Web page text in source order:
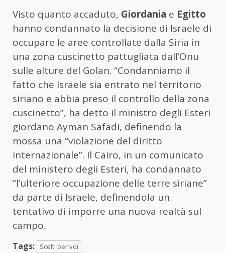
Visto quanto accaduto, Giordania e Egitto
hanno condannato la decisione di Israele di
occupare le aree controllate dalla Siria in
una zona cuscinetto pattugliata dall’Onu
sulle alture del Golan. “Condanniamo il
fatto che Israele sia entrato nel territorio
siriano e abbia preso il controllo della zona
cuscinetto”, ha detto il ministro degli Esteri
giordano Ayman Safadi, definendo la
mossa una “violazione del diritto
internazionale”. Il Cairo, in un comunicato
del ministero degli Esteri, ha condannato
“l’ulteriore occupazione delle terre siriane”
da parte di Israele, definendola un
tentativo di imporre una nuova realtà sul
campo.
Tags: Scelti per voi